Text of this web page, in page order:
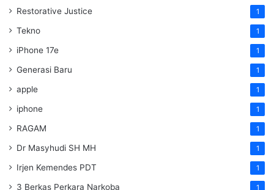
Restorative Justice 1
Tekno 1
iPhone 17e 1
Generasi Baru 1
apple 1
iphone 1
RAGAM 1
Dr Masyhudi SH MH 1
Irjen Kemendes PDT 1
3 Berkas Perkara Narkoba 1